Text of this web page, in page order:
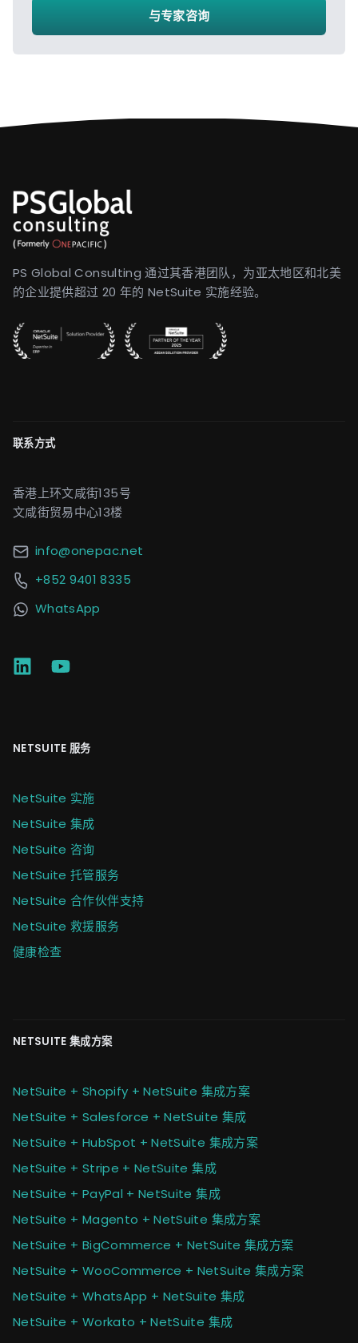
与专家咨询
PS Global Consulting 通过其香港团队，为亚太地区和北美
的企业提供超过 20 年的 NetSuite 实施经验。
联系方式
香港上环文咸街135号
文咸街贸易中心13楼
info@onepac.net
+852 9401 8335
WhatsApp
NETSUITE 服务
NetSuite 实施
NetSuite 集成
NetSuite 咨询
NetSuite 托管服务
NetSuite 合作伙伴支持
NetSuite 救援服务
健康检查
NETSUITE 集成方案
NetSuite + Shopify + NetSuite 集成方案
NetSuite + Salesforce + NetSuite 集成
NetSuite + HubSpot + NetSuite 集成方案
NetSuite + Stripe + NetSuite 集成
NetSuite + PayPal + NetSuite 集成
NetSuite + Magento + NetSuite 集成方案
NetSuite + BigCommerce + NetSuite 集成方案
NetSuite + WooCommerce + NetSuite 集成方案
NetSuite + WhatsApp + NetSuite 集成
NetSuite + Workato + NetSuite 集成